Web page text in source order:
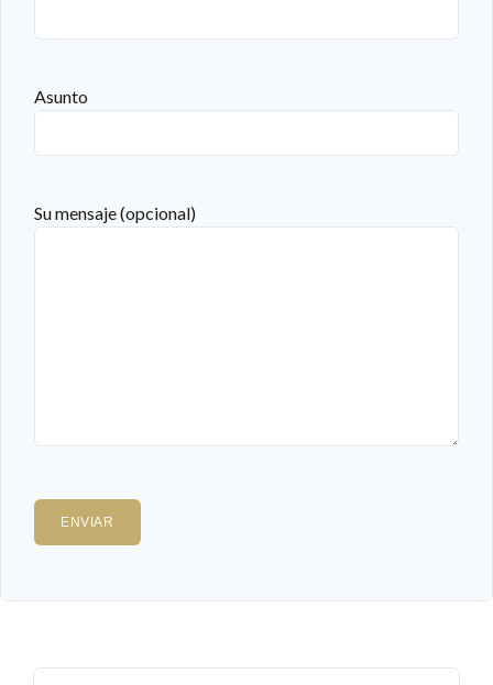
Asunto
Su mensaje (opcional)